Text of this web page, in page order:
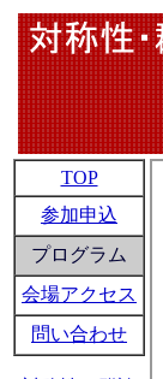
TOP
参加申込
プログラム
会場アクセス
問い合わせ